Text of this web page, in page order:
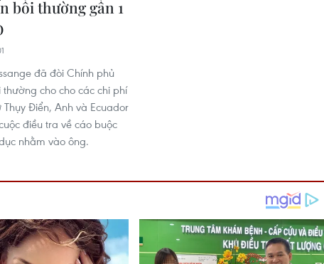
bồi thường gần 1
đã đòi Chính phủ
thường cho cho các chi phí
Thụy Điển, Anh và Ecuador
điều tra về cáo buộc
nhằm vào ông.